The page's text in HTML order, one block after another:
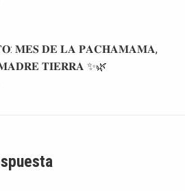
𝐌𝐄𝐒 𝐃𝐄 𝐋𝐀 𝐏𝐀𝐂𝐇𝐀𝐌𝐀𝐌𝐀,
𝐓𝐈𝐄𝐑𝐑𝐀 ✨🌿